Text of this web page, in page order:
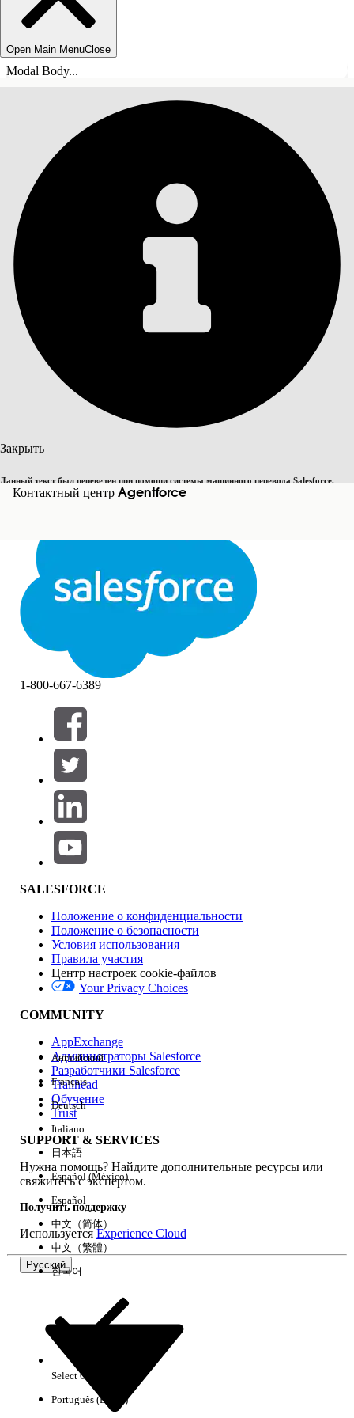
Open Main MenuClose
Modal Body...
Закрыть
Данный текст был переведен при помощи системы машинного перевода Salesforce.
Дополнительные сведения см.здесь.
Переключить на английский
Закрыть
Контактный центр Agentforce
СОДЕРЖАНИЕ
Фильтры (0)
ВЫБРАТЬ ФИЛЬТРЫ
Область продуктов
Влияние на функции
Версия
Возможности
Очистить все Готово
Результаты отсутствуют
1-800-667-6389
SALESFORCE
Положение о конфиденциальности
Положение о безопасности
Условия использования
Правила участия
Центр настроек cookie-файлов
Your Privacy Choices
COMMUNITY
AppExchange
Администраторы Salesforce
Разработчики Salesforce
Trailhead
Обучение
Trust
SUPPORT & SERVICES
Нужна помощь? Найдите дополнительные ресурсы или
свяжитесь с экспертом.
Получить поддержку
ИспользуетсяExperience Cloud
Русский
Английский
Français
Deutsch
Italiano
日本語
Español (México)
Español
中文（简体）
中文（繁體）
한국어
Select Org
Português (Brasil)